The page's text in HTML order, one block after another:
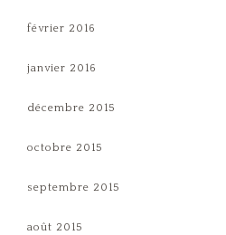
février 2016
janvier 2016
décembre 2015
octobre 2015
septembre 2015
août 2015